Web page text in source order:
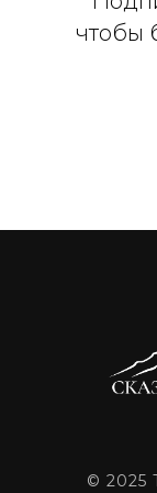
чтобы
© 2025